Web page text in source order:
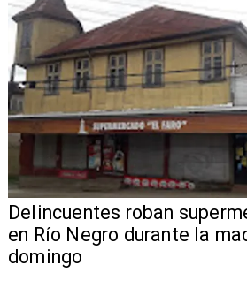
Delincuentes roban
en Río Negro durante la
domingo